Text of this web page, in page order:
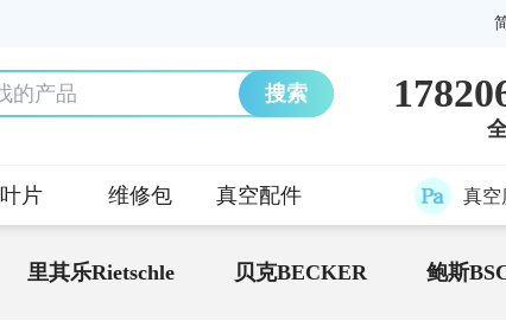
搜索
叶片 维修包 真空配件 真空
里其乐Rietschle 贝克BECKER 鲍斯